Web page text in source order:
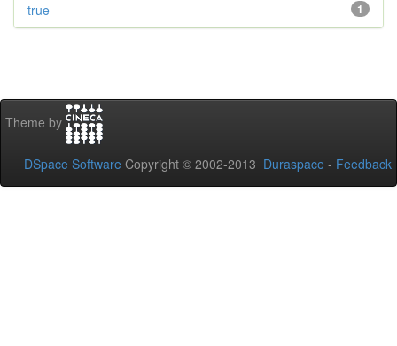
1
true
Theme by
DSpace Software Copyright © 2002-2013 Duraspace - Feedback